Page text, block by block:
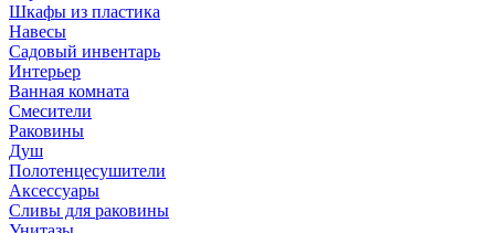
Шкафы из пластика
Навесы
Садовый инвентарь
Интерьер
Ванная комната
Смесители
Раковины
Душ
Полотенцесушители
Аксессуары
Сливы для раковины